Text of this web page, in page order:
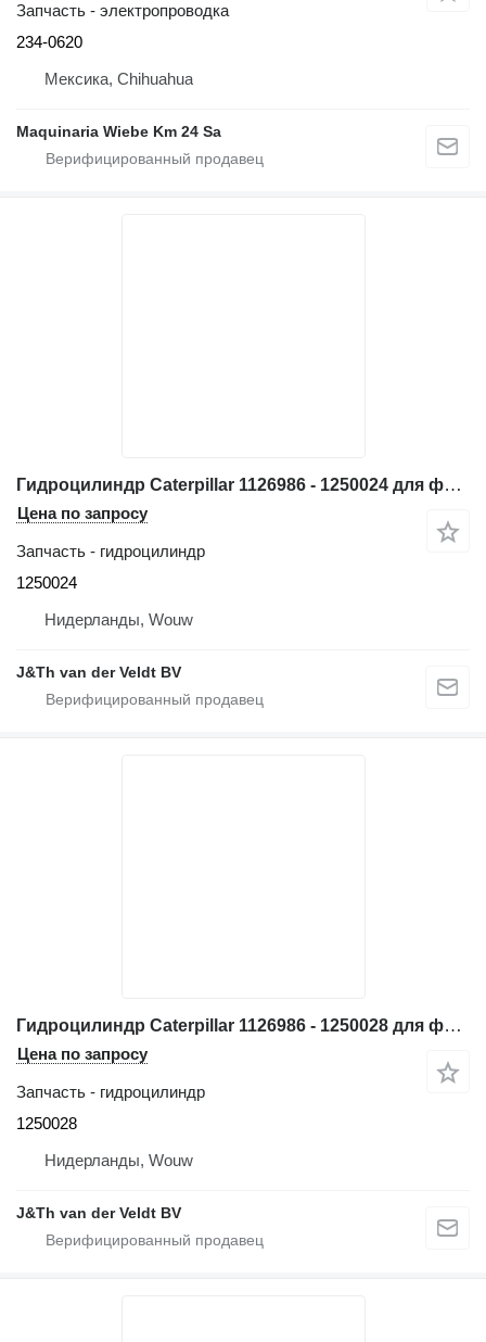
Запчасть - электропроводка
234-0620
Мексика, Chihuahua
Maquinaria Wiebe Km 24 Sa
Гидроцилиндр Caterpillar 1126986 - 1250024 для фронтального погрузчика Caterpillar 950G 962G 950GII 962GII
Цена по запросу
Запчасть - гидроцилиндр
1250024
Нидерланды, Wouw
J&Th van der Veldt BV
Гидроцилиндр Caterpillar 1126986 - 1250028 для фронтального погрузчика Caterpillar 950G 962G 950GII 962GII
Цена по запросу
Запчасть - гидроцилиндр
1250028
Нидерланды, Wouw
J&Th van der Veldt BV